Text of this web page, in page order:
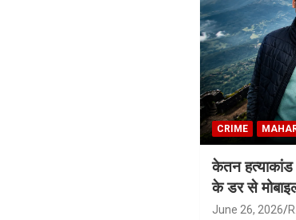
CRIME
केतन
के डर से
June 26, 2026